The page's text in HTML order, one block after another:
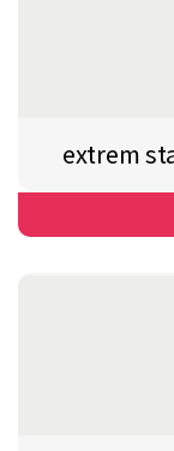
extrem